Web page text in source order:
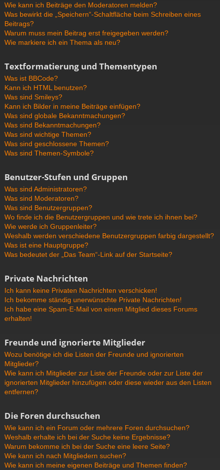
Wie kann ich Beiträge den Moderatoren melden?
Was bewirkt die „Speichern“-Schaltfläche beim Schreiben eines
Beitrags?
Warum muss mein Beitrag erst freigegeben werden?
Wie markiere ich ein Thema als neu?
Textformatierung und Thementypen
Was ist BBCode?
Kann ich HTML benutzen?
Was sind Smileys?
Kann ich Bilder in meine Beiträge einfügen?
Was sind globale Bekanntmachungen?
Was sind Bekanntmachungen?
Was sind wichtige Themen?
Was sind geschlossene Themen?
Was sind Themen-Symbole?
Benutzer-Stufen und Gruppen
Was sind Administratoren?
Was sind Moderatoren?
Was sind Benutzergruppen?
Wo finde ich die Benutzergruppen und wie trete ich ihnen bei?
Wie werde ich Gruppenleiter?
Weshalb werden verschiedene Benutzergruppen farbig dargestellt?
Was ist eine Hauptgruppe?
Was bedeutet der „Das Team“-Link auf der Startseite?
Private Nachrichten
Ich kann keine Privaten Nachrichten verschicken!
Ich bekomme ständig unerwünschte Private Nachrichten!
Ich habe eine Spam-E-Mail von einem Mitglied dieses Forums
erhalten!
Freunde und ignorierte Mitglieder
Wozu benötige ich die Listen der Freunde und ignorierten
Mitglieder?
Wie kann ich Mitglieder zur Liste der Freunde oder zur Liste der
ignorierten Mitglieder hinzufügen oder diese wieder aus den Listen
entfernen?
Die Foren durchsuchen
Wie kann ich ein Forum oder mehrere Foren durchsuchen?
Weshalb erhalte ich bei der Suche keine Ergebnisse?
Warum bekomme ich bei der Suche eine leere Seite?
Wie kann ich nach Mitgliedern suchen?
Wie kann ich meine eigenen Beiträge und Themen finden?